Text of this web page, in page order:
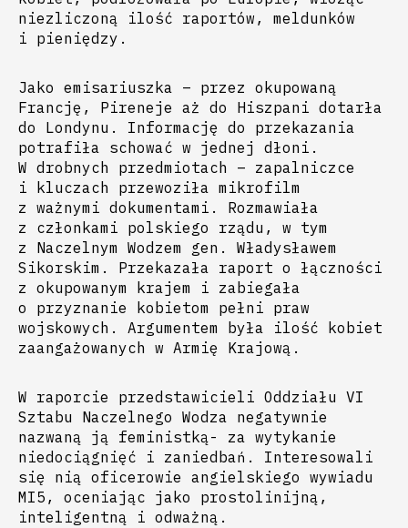
niezliczoną ilość raportów, meldunków
i pieniędzy.
Jako emisariuszka – przez okupowaną
Francję, Pireneje aż do Hiszpani dotarła
do Londynu. Informację do przekazania
potrafiła schować w jednej dłoni.
W drobnych przedmiotach – zapalniczce
i kluczach przewoziła mikrofilm
z ważnymi dokumentami. Rozmawiała
z członkami polskiego rządu, w tym
z Naczelnym Wodzem gen. Władysławem
Sikorskim. Przekazała raport o łączności
z okupowanym krajem i zabiegała
o przyznanie kobietom pełni praw
wojskowych. Argumentem była ilość kobiet
zaangażowanych w Armię Krajową.
W raporcie przedstawicieli Oddziału VI
Sztabu Naczelnego Wodza negatywnie
nazwaną ją feministką- za wytykanie
niedociągnięć i zaniedbań. Interesowali
się nią oficerowie angielskiego wywiadu
MI5, oceniając jako prostolinijną,
inteligentną i odważną.